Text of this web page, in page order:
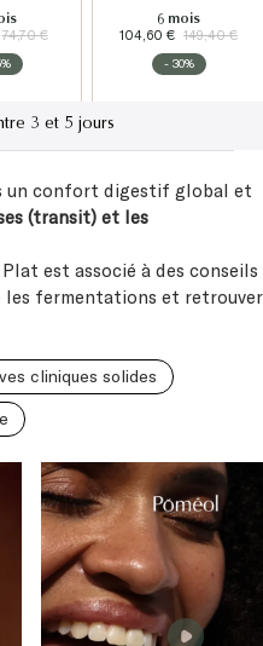
74,70 €
- 30%
6 mois
104,60 € 149,40 €
partir de 60€
un confort digestif global et
(transit) et les
est associé à des conseils
les fermentations et retrouver
cliniques solides